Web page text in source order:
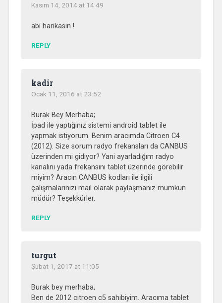
Kasım 14, 2014 at 14:49
abi harikasın !
REPLY
kadir
Ocak 11, 2016 at 23:52
Burak Bey Merhaba;
İpad ile yaptığınız sistemi android tablet ile
yapmak istiyorum. Benim aracımda Citroen C4
(2012). Size sorum radyo frekansları da CANBUS
üzerinden mi gidiyor? Yani ayarladığım radyo
kanalını yada frekansını tablet üzerinde görebilir
miyim? Aracın CANBUS kodları ile ilgili
çalışmalarınızı mail olarak paylaşmanız mümkün
müdür? Teşekkürler.
REPLY
turgut
Şubat 1, 2017 at 11:05
Burak bey merhaba,
Ben de 2012 citroen c5 sahibiyim. Aracıma tablet